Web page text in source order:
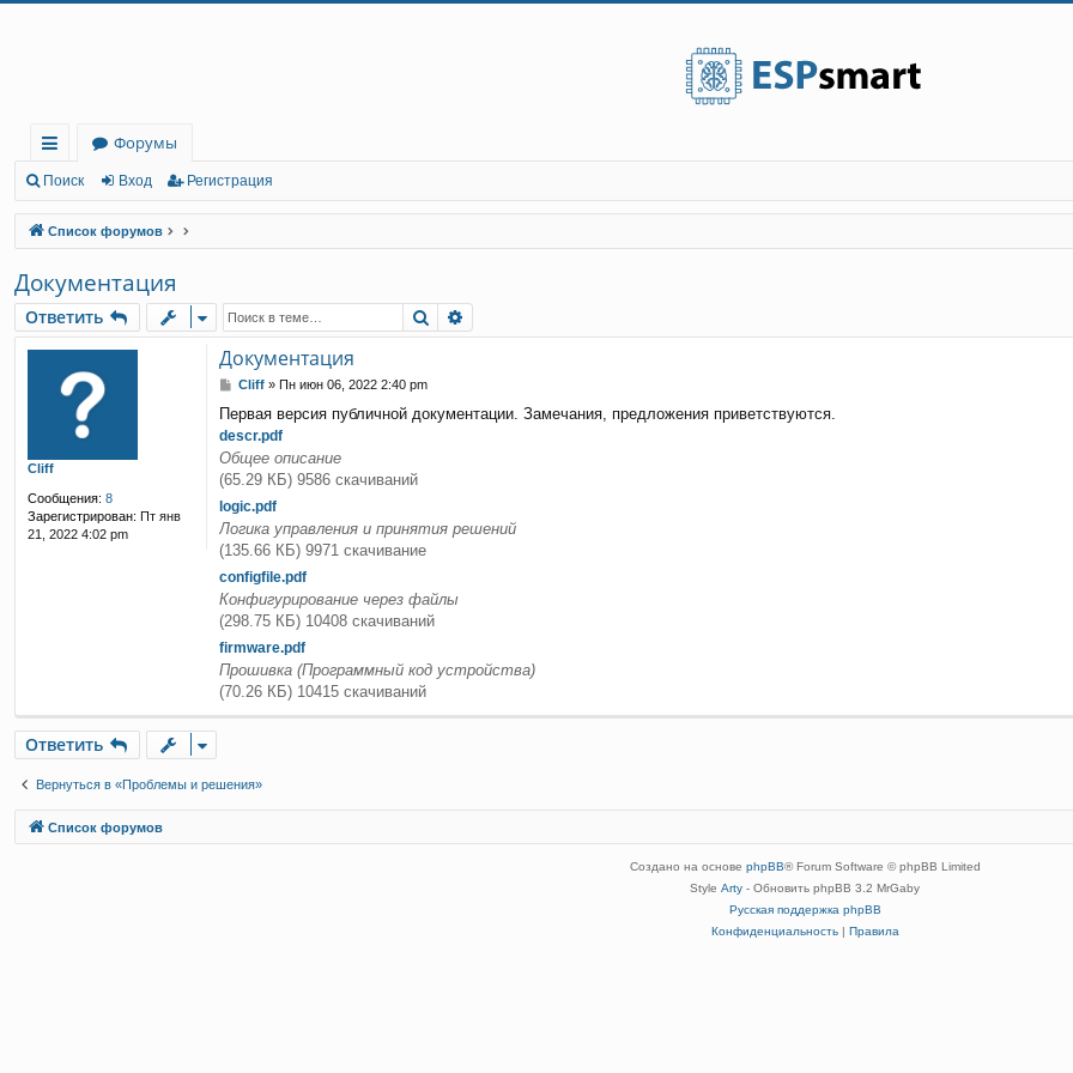
с
ы
лк
и
Форумы
Поиск Вход Регистрация
Список форумов
Документация
Ответить
Ответить Поиск
Cliff
Сообщения: 8
Зарегистрирован: Пт янв
21, 2022 4:02 pm
Документация
С
о
б
щ
е
и
е
Cliff» Пн июн 06, 2022 2:40 pm
Первая версия публичной документации. Замечания, предложения приветствуются.
descr.pdf
Общее описание
(65.29 КБ) 9586 скачиваний
logic.pdf
Логика управления и принятия решений
(135.66 КБ) 9971 скачивание
configfile.pdf
Конфигурирование через файлы
(298.75 КБ) 10408 скачиваний
firmware.pdf
Прошивка (Программный код устройства)
(70.26 КБ) 10415 скачиваний
Ответить
Ответить
Вернуться в «Проблемы и решения»
Список форумов
Связаться с
Создано на основе phpBB® Forum Software © phpBB Limited
Style Arty - Обновить phpBB 3.2 MrGaby
Русская поддержка phpBB
Конфиденциальность| Правила